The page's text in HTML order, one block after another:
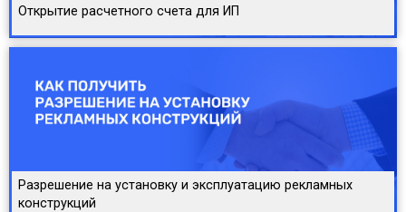
Открытие расчетного счета для ИП
Разрешение на установку и эксплуатацию рекламных
конструкций